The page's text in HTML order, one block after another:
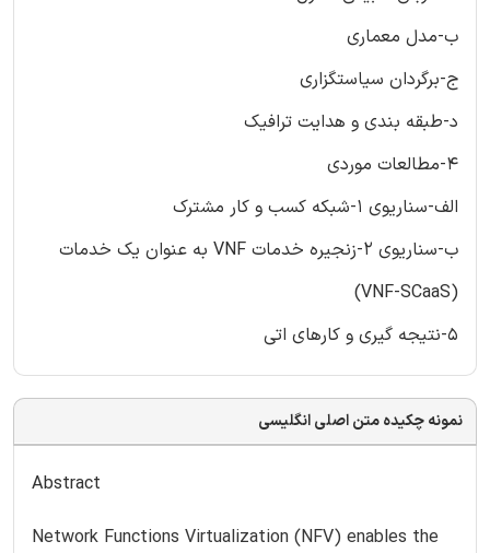
ب-مدل معماری
ج-برگردان سیاستگزاری
د-طبقه بندی و هدایت ترافیک
4-مطالعات موردی
الف-سناریوی 1-شبکه کسب و کار مشترک
ب-سناریوی 2-زنجیره خدمات VNF به عنوان یک خدمات
(VNF-SCaaS)
5-نتیجه گیری و کارهای اتی
نمونه چکیده متن اصلی انگلیسی
Abstract
Network Functions Virtualization (NFV) enables the